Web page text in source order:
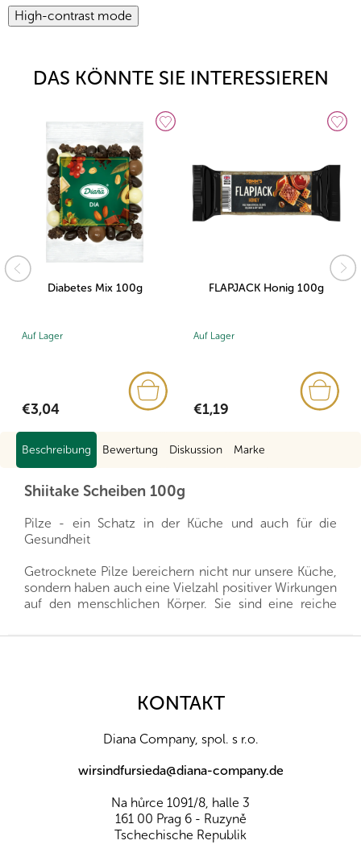
High-contrast mode
DAS KÖNNTE SIE INTERESSIEREN
Diabetes Mix 100g
Auf Lager
€3,04
FLAPJACK Honig 100g
Auf Lager
€1,19
Beschreibung Bewertung Diskussion Marke
Shiitake Scheiben 100g
Pilze - ein Schatz in der Küche und auch für die
Gesundheit
Getrocknete Pilze bereichern nicht nur unsere Küche,
sondern haben auch eine Vielzahl positiver Wirkungen
auf den menschlichen Körper. Sie sind eine reiche
vielen anderen wertvollen Stoffen.
und des fairen Umgangs mit unseren Lieferanten sind
Landwirten und Anbauern der besten Nüsse und
Früchte aus der ganzen Welt zu erhalten. Aus diesem
Grund liefern wir die besten Waren für Sie und Ihre
Wussten Sie, dass ...
Shiitake schon seit Tausenden von Jahren Bestandteil
KONTAKT
Diana Company, spol. s r.o.
wirsindfursieda@diana-company.de
Na hůrce 1091/8, halle 3
161 00 Prag 6 - Ruzyně
Tschechische Republik